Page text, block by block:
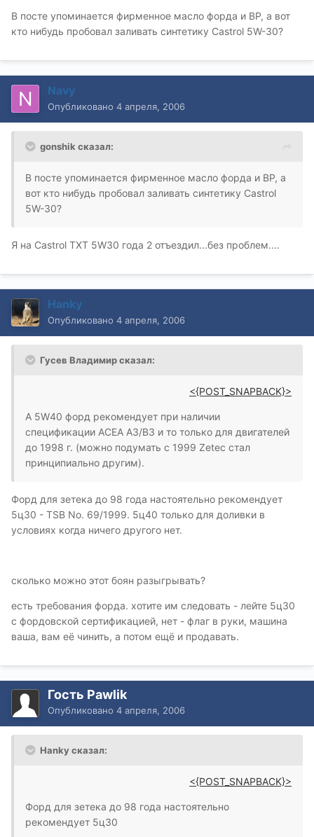
В посте упоминается фирменное масло форда и ВР, а вот
кто нибудь пробовал заливать синтетику Castrol 5W-30?
Navy
Опубликовано 4 апреля, 2006
gonshik сказал:
В посте упоминается фирменное масло форда и ВР, а
вот кто нибудь пробовал заливать синтетику Castrol
5W-30?
Я на Castrol TXT 5W30 года 2 отъездил...без проблем....
Hanky
Опубликовано 4 апреля, 2006
Гусев Владимир сказал:
<{POST_SNAPBACK}>
А 5W40 форд рекомендует при наличии
спецификации ACEA A3/B3 и то только для двигателей
до 1998 г. (можно подумать с 1999 Zetec стал
принципиально другим).
Форд для зетека до 98 года настоятельно рекомендует
5ц30 - TSB No. 69/1999. 5ц40 только для доливки в
условиях когда ничего другого нет.
сколько можно этот боян разыгрывать?
есть требования форда. хотите им следовать - лейте 5ц30
с фордовской сертификацией, нет - флаг в руки, машина
ваша, вам её чинить, а потом ещё и продавать.
Гость Pawlik
Опубликовано 4 апреля, 2006
Hanky сказал:
<{POST_SNAPBACK}>
Форд для зетека до 98 года настоятельно
рекомендует 5ц30